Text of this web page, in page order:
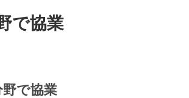
で協業
で協業